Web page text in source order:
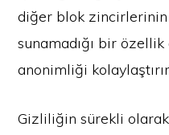
diğer blok
sunamadığı bir
anonimliği
Gizliliğin sürekli